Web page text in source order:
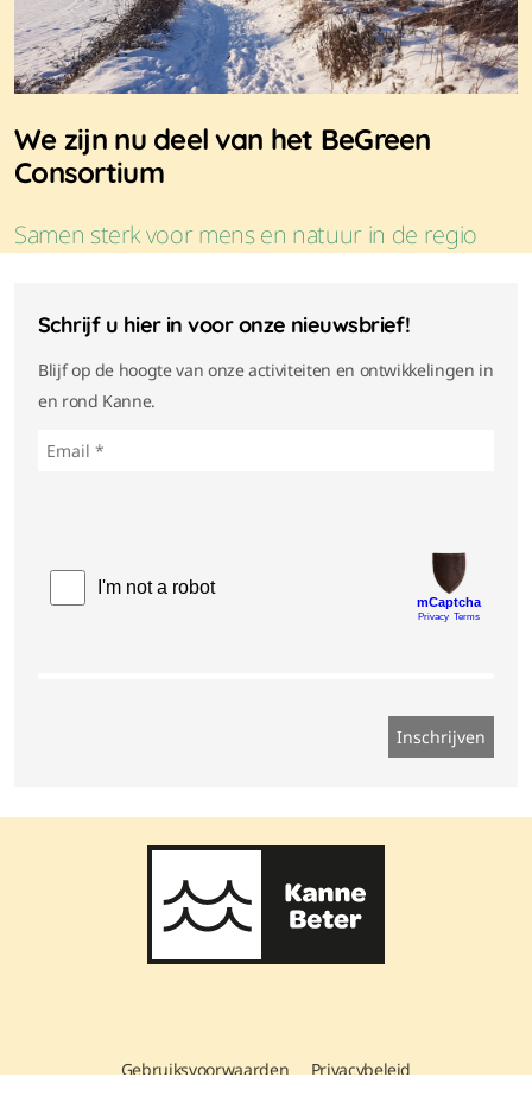
We zijn nu deel van het BeGreen
Consortium
Samen sterk voor mens en natuur in de regio
Schrijf u hier in voor onze nieuwsbrief!
Blijf op de hoogte van onze activiteiten en ontwikkelingen in
en rond Kanne.
Gebruiksvoorwaarden Privacybeleid